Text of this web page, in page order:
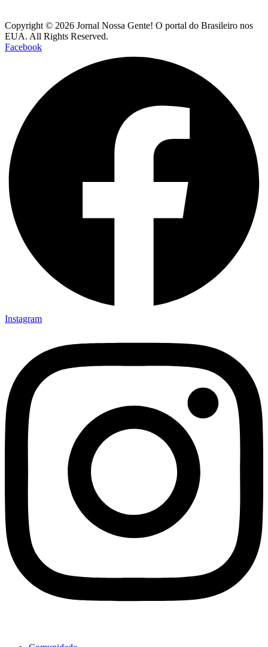
Copyright © 2026 Jornal Nossa Gente! O portal do Brasileiro nos
EUA. All Rights Reserved.
Facebook
Instagram